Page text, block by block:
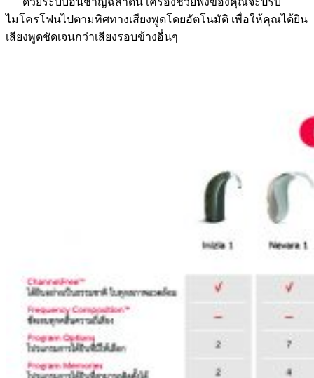
ไมโครโฟนไปตามทิศทางเสียงพูดโดยอัตโนมัติ เพื่อให้คุณได้ยิน
เสียงพูดชัดเจนกว่าเสียงรอบข้างอื่นๆ